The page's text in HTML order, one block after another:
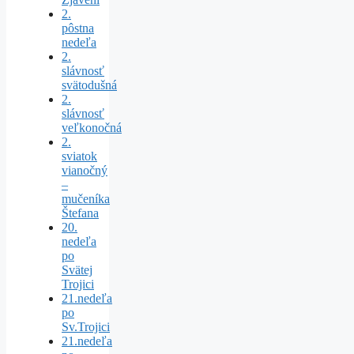
2.
pôstna
nedeľa
2.
slávnosť
svätodušná
2.
slávnosť
veľkonočná
2.
sviatok
vianočný
–
mučeníka
Štefana
20.
nedeľa
po
Svätej
Trojici
21.nedeľa
po
Sv.Trojici
21.nedeľa